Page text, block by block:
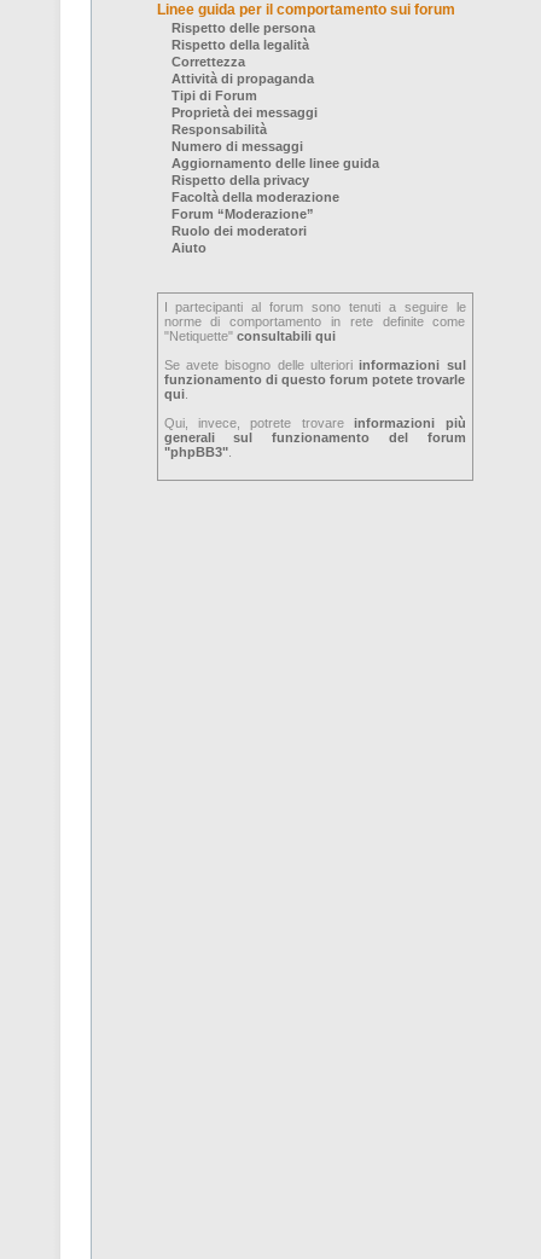
Linee guida per il comportamento sui forum
Rispetto delle persona
Rispetto della legalità
Correttezza
Attività di propaganda
Tipi di Forum
Proprietà dei messaggi
Responsabilità
Numero di messaggi
Aggiornamento delle linee guida
Rispetto della privacy
Facoltà della moderazione
Forum “Moderazione”
Ruolo dei moderatori
Aiuto
I partecipanti al forum sono tenuti a seguire le
norme di comportamento in rete definite come
"Netiquette" consultabili qui
Se avete bisogno delle ulterioriinformazioni sul
funzionamento di questo forum potete trovarle
qui.
Qui, invece, potrete trovareinformazioni più
generali sul funzionamento del forum
"phpBB3".